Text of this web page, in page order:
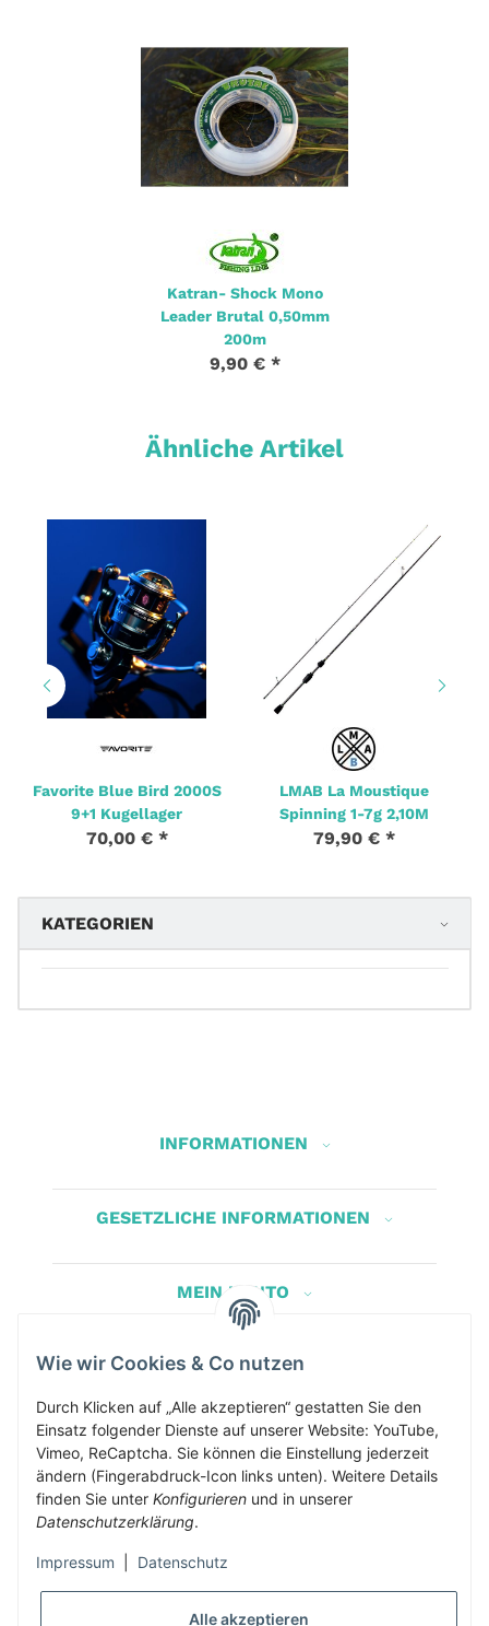
Katran- Shock Mono
Leader Brutal 0,50mm
200m
9,90 € *
Ähnliche Artikel
Favorite Blue Bird 2000S
9+1 Kugellager
70,00 € *
LMAB La Moustique
Spinning 1-7g 2,10M
79,90 € *
KATEGORIEN
INFORMATIONEN
GESETZLICHE INFORMATIONEN
MEIN KONTO
Herbis Anglerladen
Inh.Herbert Schinnerl
Kirchdorf am Inn 5
4982 Kirchdorf am Inn
info@herbis-anglerladen.at
Wie wir Cookies & Co nutzen
Durch Klicken auf „Alle akzeptieren“ gestatten Sie den
Einsatz folgender Dienste auf unserer Website: YouTube,
Vimeo, ReCaptcha. Sie können die Einstellung jederzeit
ändern (Fingerabdruck-Icon links unten). Weitere Details
finden Sie unter Konfigurieren und in unserer
Datenschutzerklärung.
Impressum Datenschutz
Alle akzeptieren